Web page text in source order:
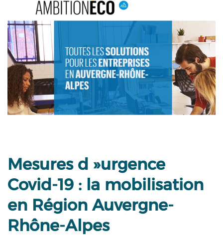
Mesures d »urgence
Covid-19 : la mobilisation
en Région Auvergne-
Rhône-Alpes